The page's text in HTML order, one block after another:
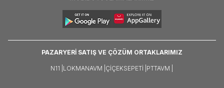
PAZARYERİ SATIŞ VE ÇÖZÜM ORTAKLARIMIZ
N11 | LOKMANAVM | ÇIÇEKSEPETI | PTTAVM |